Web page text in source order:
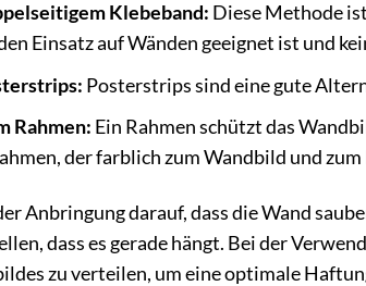
Klebeband: Diese Methode
Einsatz auf Wänden geeignet ist und
Posterstrips sind eine gute
Rahmen: Ein Rahmen schützt das
der farblich zum Wandbild und zum
Anbringung darauf, dass die Wand
dass es gerade hängt. Bei der
zu verteilen, um eine optimale